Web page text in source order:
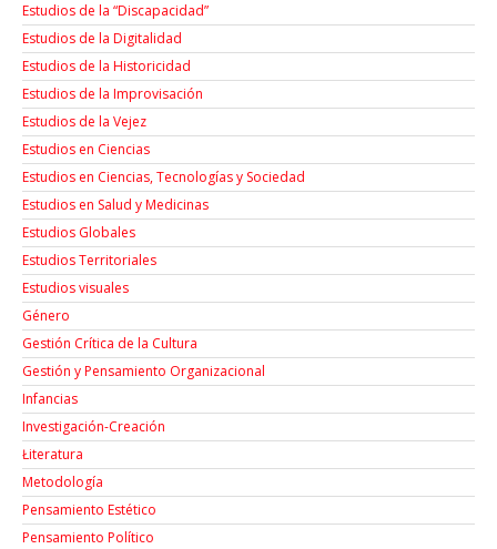
Estudios de la “Discapacidad”
Estudios de la Digitalidad
Estudios de la Historicidad
Estudios de la Improvisación
Estudios de la Vejez
Estudios en Ciencias
Estudios en Ciencias, Tecnologías y Sociedad
Estudios en Salud y Medicinas
Estudios Globales
Estudios Territoriales
Estudios visuales
Género
Gestión Crítica de la Cultura
Gestión y Pensamiento Organizacional
Infancias
Investigación-Creación
Łiteratura
Metodología
Pensamiento Estético
Pensamiento Político